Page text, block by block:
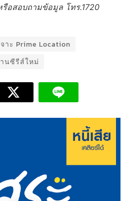
อสอบถามข้อมูล โทร.1720
าะ Prime Location
นซีรีส์ใหม่